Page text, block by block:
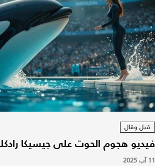
قيل وقال
فيديو هجوم الحوت على جيسيكا
11 آب 2025